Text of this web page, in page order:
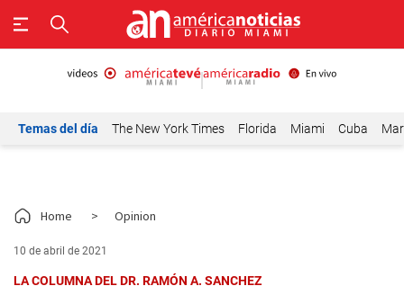
Temas del día The New York Times Florida Miami Cuba
Home > Opinion
10 de abril de 2021
LA COLUMNA DEL DR. RAMÓN A. SANCHEZ